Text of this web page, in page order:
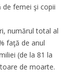
femei şi copii
numărul total al
faţă de anul
(de la 81 la
de moarte.